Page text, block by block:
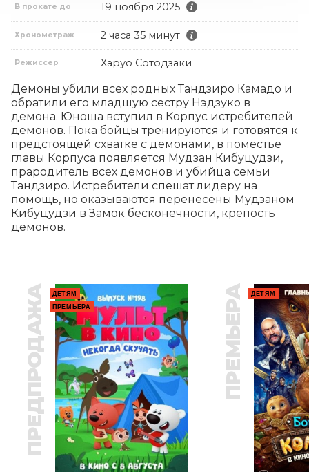
В прокате до 19 ноября 2025
Хронометраж 2 часа 35 минут
Режиссер Харуо Сотодзаки
Демоны убили всех родных Тандзиро Камадо и
обратили его младшую сестру Нэдзуко в
демона. Юноша вступил в Корпус истребителей
демонов. Пока бойцы тренируются и готовятся к
предстоящей схватке с демонами, в поместье
главы Корпуса появляется Мудзан Кибуцудзи,
прародитель всех демонов и убийца семьи
Тандзиро. Истребители спешат лидеру на
помощь, но оказываются перенесены Мудзаном
Кибуцудзи в Замок бесконечности, крепость
демонов.
ПРЕДПРОДАЖА
ДЕТЯМ
ПРЕМЬЕРА
ПРЕМЬЕРА ДЕТЯМ